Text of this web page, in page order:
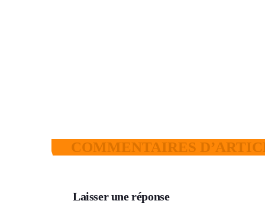
COMMENTAIRES
Laisser une réponse